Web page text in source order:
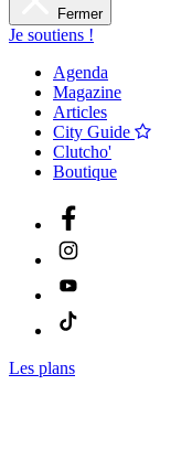
Fermer
Je soutiens !
Agenda
Magazine
Articles
City Guide
Clutcho'
Boutique
Les plans